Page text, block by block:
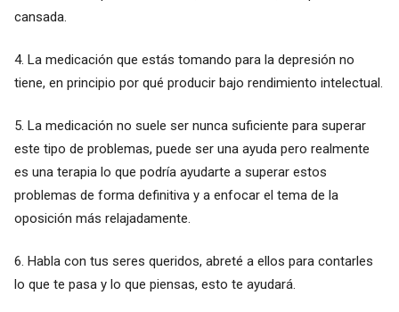
cansada.
4. La medicación que estás tomando para la depresión no
tiene, en principio por qué producir bajo rendimiento intelectual.
5. La medicación no suele ser nunca suficiente para superar
este tipo de problemas, puede ser una ayuda pero realmente
es una terapia lo que podría ayudarte a superar estos
problemas de forma definitiva y a enfocar el tema de la
oposición más relajadamente.
6. Habla con tus seres queridos, abreté a ellos para contarles
lo que te pasa y lo que piensas, esto te ayudará.